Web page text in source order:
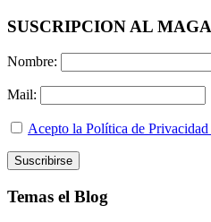
SUSCRIPCION AL
Nombre:
Mail:
Acepto la Política de
Temas el Blog